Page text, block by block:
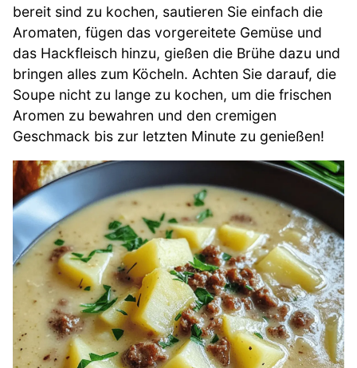
bereit sind zu kochen, sautieren Sie einfach die
Aromaten, fügen das vorgereitete Gemüse und
das Hackfleisch hinzu, gießen die Brühe dazu und
bringen alles zum Köcheln. Achten Sie darauf, die
Soupe nicht zu lange zu kochen, um die frischen
Aromen zu bewahren und den cremigen
Geschmack bis zur letzten Minute zu genießen!